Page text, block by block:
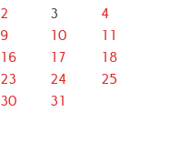
2 3
4
9 10
11
16 17
18
23 24
25
30
31